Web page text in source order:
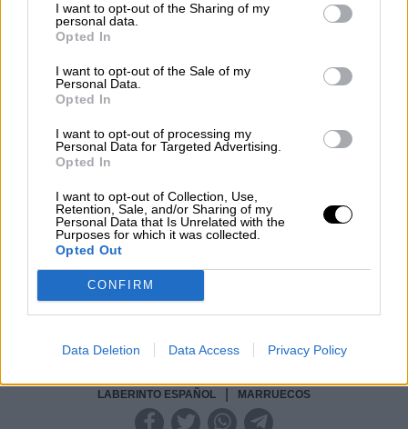
I want to opt-out of the Sharing of my
personal data.
Opted In
I want to opt-out of the Sale of my
Personal Data.
Opted In
I want to opt-out of processing my
Personal Data for Targeted Advertising.
Opted In
I want to opt-out of Collection, Use,
Retention, Sale, and/or Sharing of my
Personal Data that Is Unrelated with the
Purposes for which it was collected.
Opted Out
CONFIRM
Data Deletion Data Access Privacy Policy
Por Álvaro Frutos Rosado y Gabinete
Geopolítica de Crisis
Reconquista leonesa
Clara Campoamor: Mi sueño,
mi pesadilla
Por María Pérez Herrero
NOTICIAS MAS VISTAS
LABERINTO ESPAÑOL MARRUECOS